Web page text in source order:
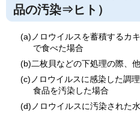
品の汚染⇒ヒト）
(a)ノロウイルスを蓄積するカ
で食べた場合
(b)二枚貝などの下処理の際、
(c)ノロウイルスに感染した調
食品を汚染した場合
(d)ノロウイルスに汚染された